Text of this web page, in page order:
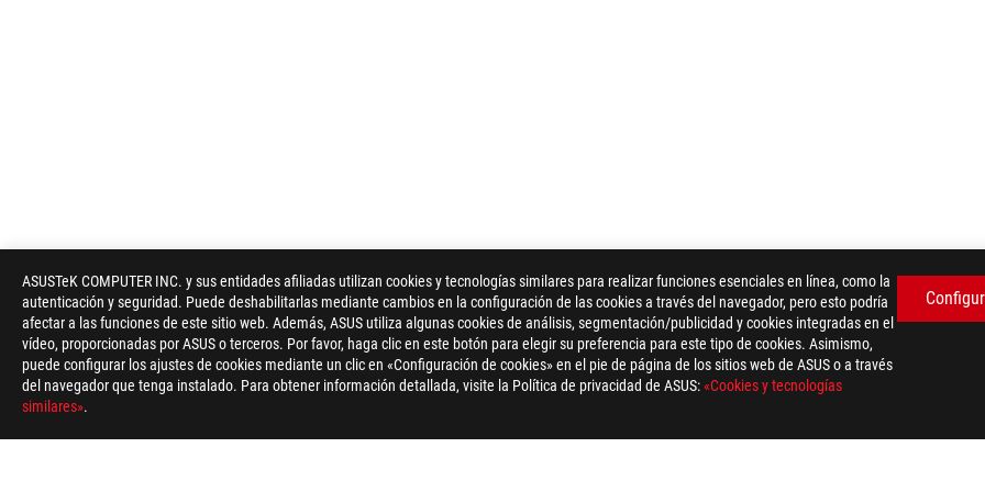
ASUSTeK COMPUTER INC. y sus entidades afiliadas utilizan cookies y tecnologías similares para realizar funciones esenciales en línea, como la
autenticación y seguridad. Puede deshabilitarlas mediante cambios en la configuración de las cookies a través del navegador, pero esto podría
afectar a las funciones de este sitio web. Además, ASUS utiliza algunas cookies de análisis, segmentación/publicidad y cookies integradas en el
vídeo, proporcionadas por ASUS o terceros. Por favor, haga clic en este botón para elegir su preferencia para este tipo de cookies. Asimismo,
puede configurar los ajustes de cookies mediante un clic en «Configuración de cookies» en el pie de página de los sitios web de ASUS o a través
del navegador que tenga instalado. Para obtener información detallada, visite la Política de privacidad de ASUS:«Cookies y tecnologías
similares».
Footer
> GAMING PLACAS BASE > PLACAS BASE FILTER > ROG STRIX B450-F GAMING II WTB
ACERCA DE ROG INICIO NEWSROOM NOTICIAS